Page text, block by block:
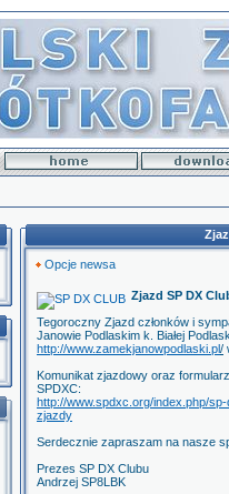
Opcje newsa
Zjazd SP DX
Tegoroczny Zjazd członków i
Janowie Podlaskim k. Białej
http://www.zamekjanowpodlaski.pl/
Komunikat zjazdowy oraz
SPDXC:
http://www.spdxc.org/index.php/
zjazdy
Serdecznie zapraszam na nasze
Prezes SP DX Clubu
Andrzej SP8LBK